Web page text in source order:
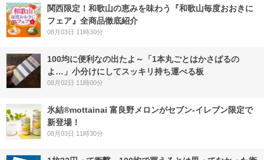
関西限定！和歌山の恵みを味わう『和歌山毎度おおきに
フェア』全商品徹底紹介
08月03日 11時30分
100均に便利なの出たよ～「1本丸ごとはかさばるの
よ…」小分けにしてスッキリ持ち運べる板
08月02日 11時00分
氷結®mottainai 富良野メロンがセブン‐イレブン限定で
新登場！
08月03日 11時30分